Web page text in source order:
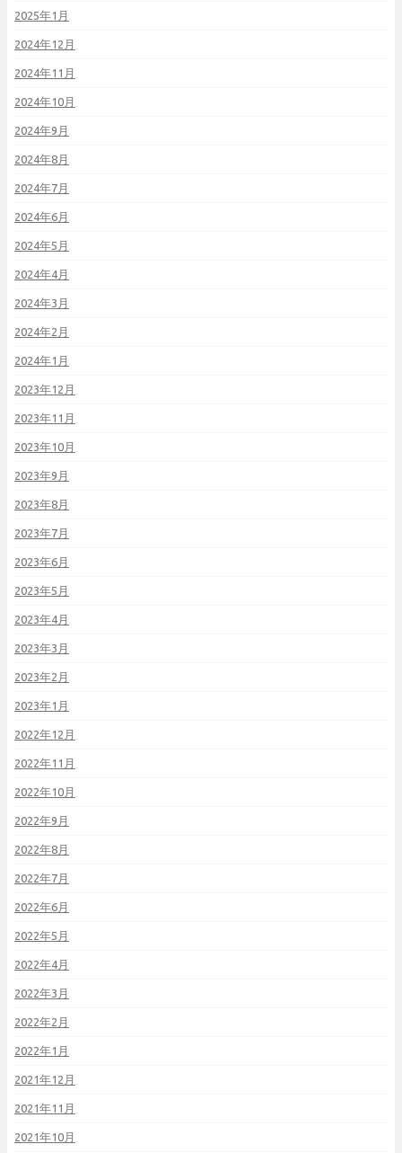
2025年1月
2024年12月
2024年11月
2024年10月
2024年9月
2024年8月
2024年7月
2024年6月
2024年5月
2024年4月
2024年3月
2024年2月
2024年1月
2023年12月
2023年11月
2023年10月
2023年9月
2023年8月
2023年7月
2023年6月
2023年5月
2023年4月
2023年3月
2023年2月
2023年1月
2022年12月
2022年11月
2022年10月
2022年9月
2022年8月
2022年7月
2022年6月
2022年5月
2022年4月
2022年3月
2022年2月
2022年1月
2021年12月
2021年11月
2021年10月